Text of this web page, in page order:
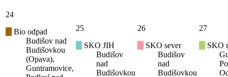
24
Bio odpad
Budišov nad
Budišovkou
(Opava),
Guntramovice,
25
SKO JIH
Budišov
nad
Budišovkou
26
SKO sever
Budišov
nad
Budišovkou
27
SKO